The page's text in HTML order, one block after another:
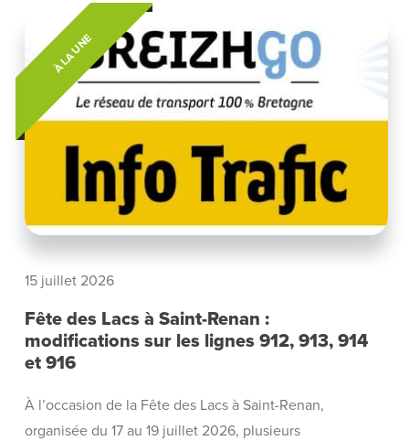
À LA UNE
15 juillet 2026
Fête des Lacs à Saint-Renan :
modifications sur les lignes 912, 913, 914
et 916
À l’occasion de la Fête des Lacs à Saint-Renan,
organisée du 17 au 19 juillet 2026, plusieurs